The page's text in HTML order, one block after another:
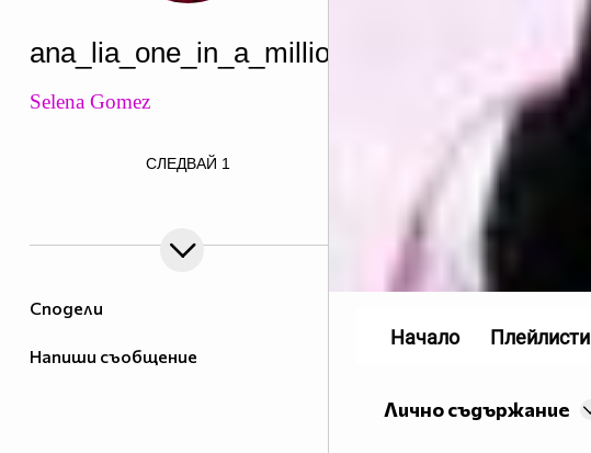
Сподели
Напиши съобщение
ana_lia_one_in_a_million
Selena Gomez
target="_blank">
СЛЕДВАЙ 1
Лично съдържание
Начало Плейлисти